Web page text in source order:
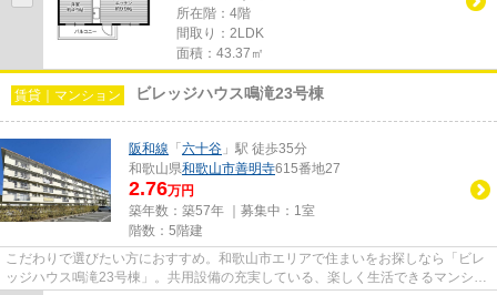
所在階：4階
間取り：2LDK
面積：43.37㎡
賃貸｜マンション ビレッジハウス鳴滝23号棟
阪和線 「 六十谷 」駅 徒歩35分
和歌山県和歌山市善明寺615番地27
2.76万円
築年数：築57年 ｜募集中： 1室
階数：5階建
こだわりで選びたい方におすすめ。和歌山市エリアで住まいをお探しなら「ビレ
ッジハウス鳴滝23号棟」。共用設備の充実している、楽しく生活できるマンショ